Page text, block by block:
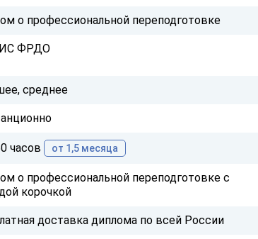
о профессиональной переподготовке
ФРДО
среднее
часов от 1,5 месяца
о профессиональной переподготовке с
корочкой
доставка диплома по всей России